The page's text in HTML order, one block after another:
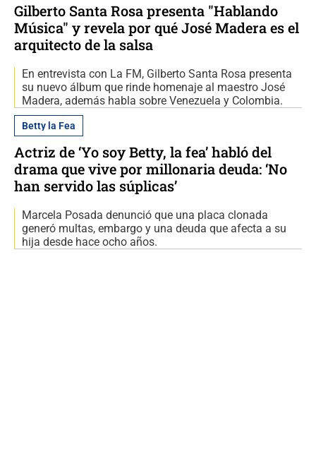
Gilberto Santa Rosa presenta "Hablando
Música" y revela por qué José Madera es el
arquitecto de la salsa
En entrevista con La FM, Gilberto Santa Rosa presenta
su nuevo álbum que rinde homenaje al maestro José
Madera, además habla sobre Venezuela y Colombia.
Betty la Fea
Actriz de ‘Yo soy Betty, la fea’ habló del
drama que vive por millonaria deuda: ‘No
han servido las súplicas’
Marcela Posada denunció que una placa clonada
generó multas, embargo y una deuda que afecta a su
hija desde hace ocho años.